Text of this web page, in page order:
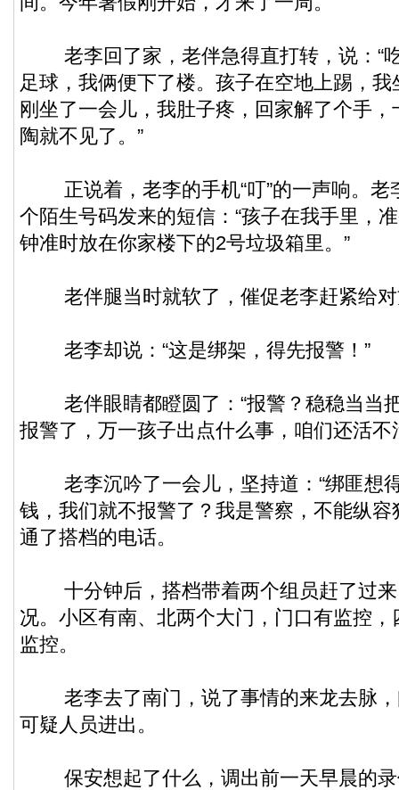
老李回了家，老伴急得直打转，说：“
足球，我俩便下了楼。孩子在空地上踢，
刚坐了一会儿，我肚子疼，回家解了个手
陶就不见了。”
正说着，老李的手机“叮”的一声响。老
个陌生号码发来的短信：“孩子在我手里，
钟准时放在你家楼下的2号垃圾箱里。”
老伴腿当时就软了，催促老李赶紧给对
老李却说：“这是绑架，得先报警！”
老伴眼睛都瞪圆了：“报警？稳稳当当
报警了，万一孩子出点什么事，咱们还活不
老李沉吟了一会儿，坚持道：“绑匪想
钱，我们就不报警了？我是警察，不能纵容
通了搭档的电话。
十分钟后，搭档带着两个组员赶了过来
况。小区有南、北两个大门，门口有监控
监控。
老李去了南门，说了事情的来龙去脉，
可疑人员进出。
保安想起了什么，调出前一天早晨的录